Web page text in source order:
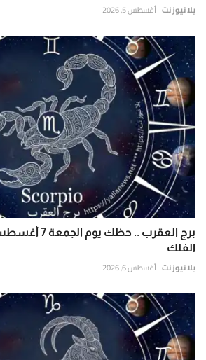
يلا نيوز نت أغسطس 5, 2026
الفلك
يلا نيوز نت أغسطس 6, 2026